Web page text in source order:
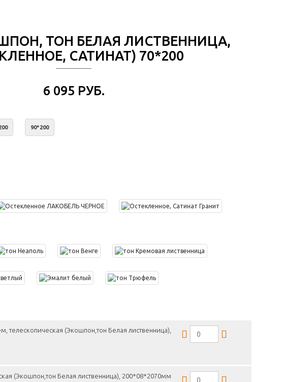
ТОН БЕЛАЯ ЛИСТВЕННИЦА,
САТИНАТ) 70*200
6 095 РУБ.
90*200
телескопическая (Экошпон,тон Белая лиственница),
(Экошпон,тон Белая лиственница), 200*08*2070мм